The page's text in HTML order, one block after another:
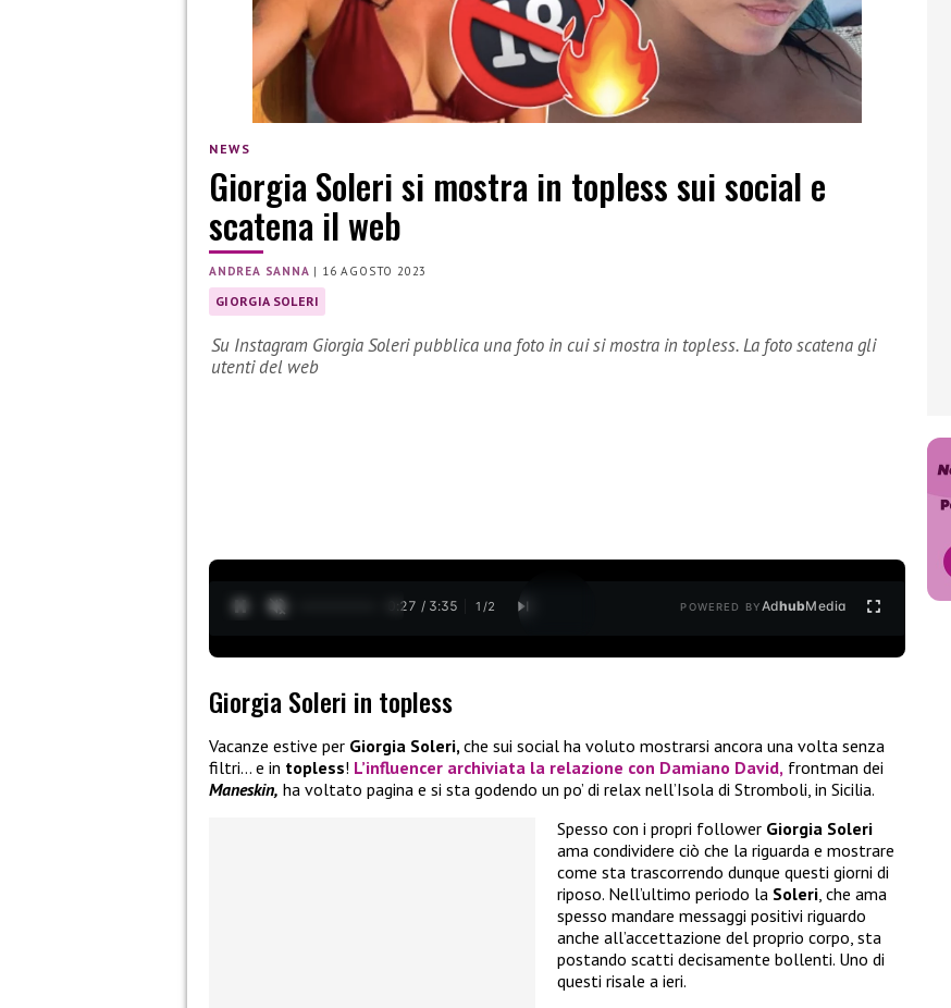
NEWS
Giorgia Soleri si mostra in topless sui social e
scatena il web
ANDREA SANNA | 16 AGOSTO 2023
GIORGIA SOLERI
Su Instagram Giorgia Soleri pubblica una foto in cui si mostra in topless. La foto scatena gli
utenti del web
0:28 / 3:35 1 /2 POWERED BYAdhubMedia
Giorgia Soleri in topless
Vacanze estive per Giorgia Soleri,che sui social ha voluto mostrarsi ancora una volta senza
filtri… e in topless! L’influencer archiviata la relazione con Damiano David, frontman dei
Maneskin, ha voltato pagina e si sta godendo un po’ di relax nell’Isola di Stromboli, in Sicilia.
Spesso con i propri follower Giorgia Soleri
ama condividere ciò che la riguarda e mostrare
come sta trascorrendo dunque questi giorni di
riposo. Nell’ultimo periodo la Soleri, che ama
spesso mandare messaggi positivi riguardo
anche all’accettazione del proprio corpo, sta
postando scatti decisamente bollenti. Uno di
questi risale a ieri.